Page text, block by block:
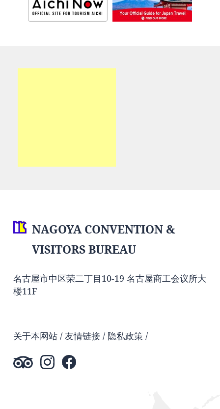
NAGOYA CONVENTION &
VISITORS BUREAU
名古屋市中区荣二丁目10-19 名古屋商工会议所大
楼11F
关于本网站 友情链接 隐私政策